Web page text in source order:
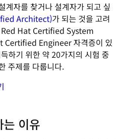
계자를 찾거나 설계자가 되고 싶
Architect)가 되는 것을 고려
Red Hat Certified System
Engineer 자격증이 있
하기 위한 약 20가지의 시험 중
주제를 다룹니다.
이유